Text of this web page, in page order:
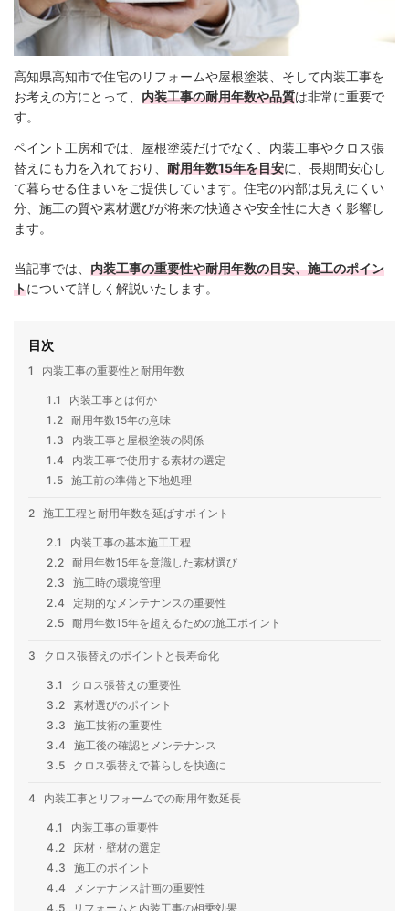
高知県高知市で住宅のリフォームや屋根塗装、そして内装工事を
お考えの方にとって、 内装工事の耐用年数や品質は非常に重要で
す。
ペイント工房和では、屋根塗装だけでなく、内装工事やクロス張
替えにも力を入れており、 耐用年数15年を目安に、長期間安心し
て暮らせる住まいをご提供しています。住宅の内部は見えにくい
分、施工の質や素材選びが将来の快適さや安全性に大きく影響し
ます。
当記事では、 内装工事の重要性や耐用年数の目安、施工のポイン
トについて詳しく解説いたします。
目次
1 内装工事の重要性と耐用年数
1.1
内装工事とは何か
1.2 耐用年数15年の意味
1.3
内装工事と屋根塗装の関係
1.4
内装工事で使用する素材の選定
1.5 施工前の準備と下地処理
2 施工工程と耐用年数を延ばすポイント
2.1
内装工事の基本施工工程
2.2 耐用年数15年を意識した素材選び
2.3
施工時の環境管理
2.4
定期的なメンテナンスの重要性
2.5 耐用年数15年を超えるための施工ポイント
3 クロス張替えのポイントと長寿命化
3.1
クロス張替えの重要性
3.2 素材選びのポイント
3.3
施工技術の重要性
3.4
施工後の確認とメンテナンス
3.5
クロス張替えで暮らしを快適に
4 内装工事とリフォームでの耐用年数延長
4.1
内装工事の重要性
4.2
床材・壁材の選定
4.3
施工のポイント
4.4
メンテナンス計画の重要性
4.5
リフォームと内装工事の相乗効果